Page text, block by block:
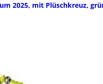
2025, mit Plüschkreuz,